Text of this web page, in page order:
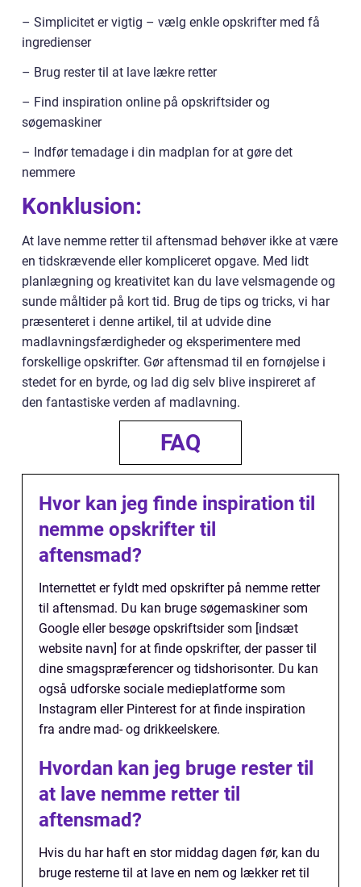
– Simplicitet er vigtig – vælg enkle opskrifter med få
ingredienser
– Brug rester til at lave lækre retter
– Find inspiration online på opskriftsider og
søgemaskiner
– Indfør temadage i din madplan for at gøre det
nemmere
Konklusion:
At lave nemme retter til aftensmad behøver ikke at være
en tidskrævende eller kompliceret opgave. Med lidt
planlægning og kreativitet kan du lave velsmagende og
sunde måltider på kort tid. Brug de tips og tricks, vi har
præsenteret i denne artikel, til at udvide dine
madlavningsfærdigheder og eksperimentere med
forskellige opskrifter. Gør aftensmad til en fornøjelse i
stedet for en byrde, og lad dig selv blive inspireret af
den fantastiske verden af madlavning.
FAQ
Hvor kan jeg finde inspiration til
nemme opskrifter til
aftensmad?
Internettet er fyldt med opskrifter på nemme retter
til aftensmad. Du kan bruge søgemaskiner som
Google eller besøge opskriftsider som [indsæt
website navn] for at finde opskrifter, der passer til
dine smagspræferencer og tidshorisonter. Du kan
også udforske sociale medieplatforme som
Instagram eller Pinterest for at finde inspiration
fra andre mad- og drikkeelskere.
Hvordan kan jeg bruge rester til
at lave nemme retter til
aftensmad?
Hvis du har haft en stor middag dagen før, kan du
bruge resterne til at lave en nem og lækker ret til